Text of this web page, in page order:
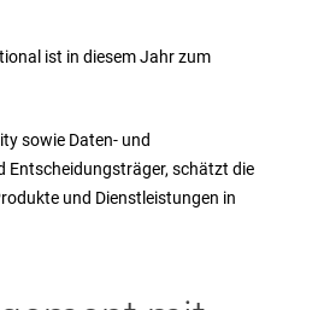
ist in diesem Jahr zum
sowie Daten- und
Entscheidungsträger, schätzt die
und Dienstleistungen in